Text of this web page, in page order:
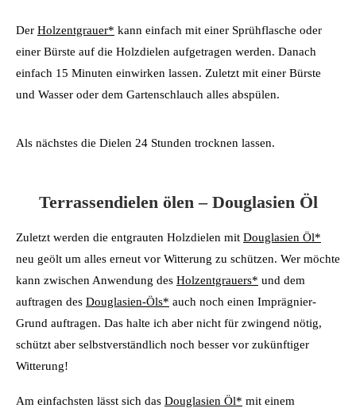
Der Holzentgrauer* kann einfach mit einer Sprühflasche oder
einer Bürste auf die Holzdielen aufgetragen werden. Danach
einfach 15 Minuten einwirken lassen. Zuletzt mit einer Bürste
und Wasser oder dem Gartenschlauch alles abspülen.
Als nächstes die Dielen 24 Stunden trocknen lassen.
Terrassendielen ölen – Douglasien Öl
Zuletzt werden die entgrauten Holzdielen mit Douglasien Öl*
neu geölt um alles erneut vor Witterung zu schützen. Wer möchte
kann zwischen Anwendung des Holzentgrauers* und dem
auftragen des Douglasien-Öls* auch noch einen Imprägnier-
Grund auftragen. Das halte ich aber nicht für zwingend nötig,
schützt aber selbstverständlich noch besser vor zukünftiger
Witterung!
Am einfachsten lässt sich das Douglasien Öl* mit einem